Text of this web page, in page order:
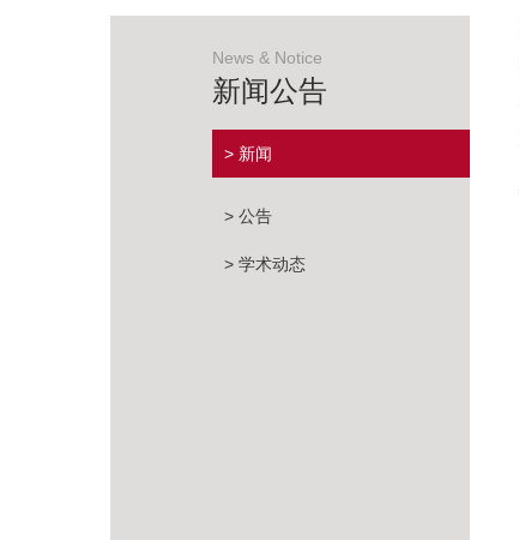
News & Notice
新闻公告
> 新闻
> 公告
> 学术动态